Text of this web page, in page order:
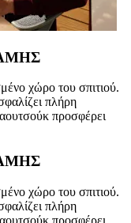
χώρο του σπιτιού.
πλήρη
προσφέρει
χώρο του σπιτιού.
πλήρη
προσφέρει